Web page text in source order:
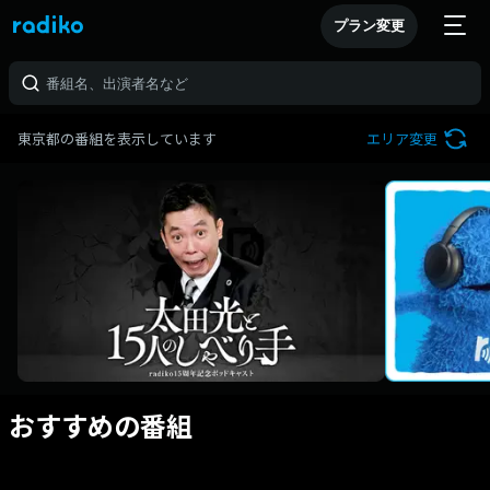
プラン変更
東京都の番組を表示しています エリア変更
おすすめの番組